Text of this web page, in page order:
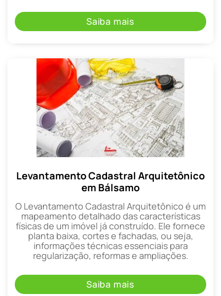
Saiba mais
Levantamento Cadastral Arquitetônico
em Bálsamo
O Levantamento Cadastral Arquitetônico é um
mapeamento detalhado das características
físicas de um imóvel já construído. Ele fornece
planta baixa, cortes e fachadas, ou seja,
informações técnicas essenciais para
regularização, reformas e ampliações.
Saiba mais